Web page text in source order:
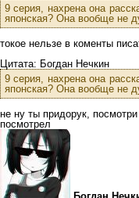
9 серия, нахрена она
японская? Она вообще не
токое нельзе в коменты
Цитата: Богдан Нечкин
9 серия, нахрена она
японская? Она вообще не
не ну ты придорук,
посмотрел